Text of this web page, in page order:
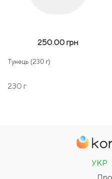
250.00 грн
Тунець (230 г)
230 г
УКР